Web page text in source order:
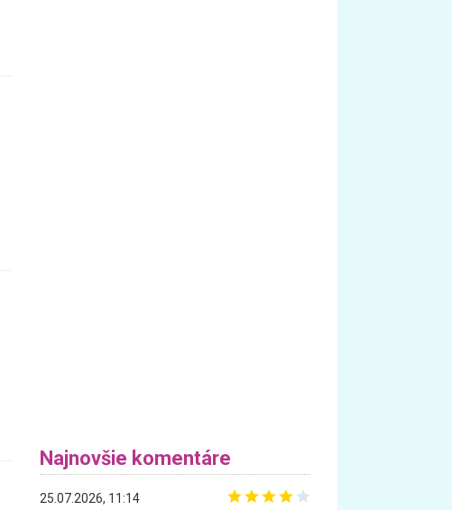
Najnovšie komentáre
25.07.2026, 11:14